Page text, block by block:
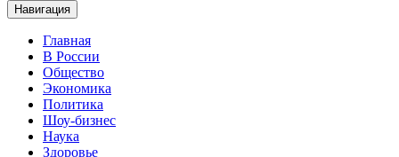
Навигация
Главная
В России
Общество
Экономика
Политика
Шоу-бизнес
Наука
Здоровье